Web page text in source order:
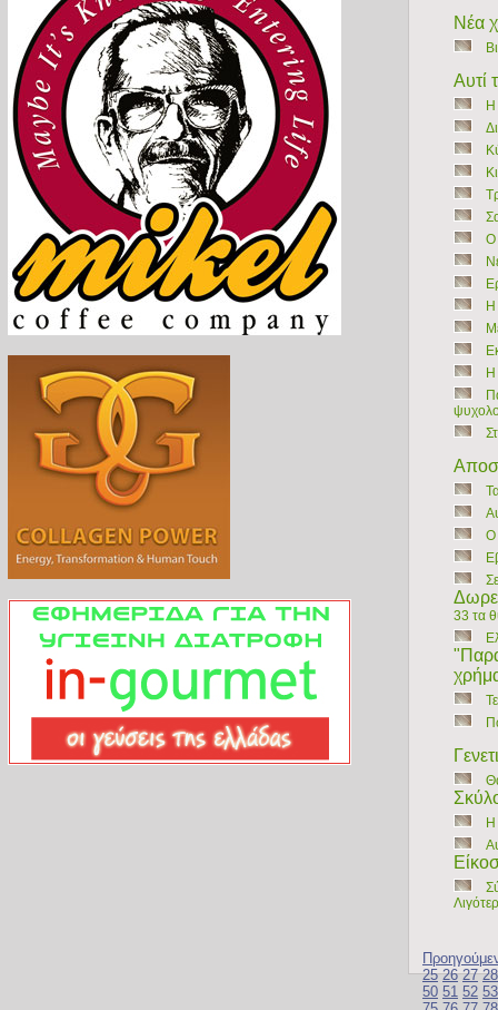
Νέα
Αυτί
Η
Ο
Η
Ο
33 τα
Η
25 26 27 28
50 51 52 53